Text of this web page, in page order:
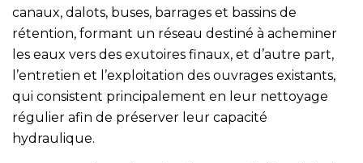
canaux, dalots, buses, barrages et bassins de
rétention, formant un réseau destiné à acheminer
les eaux vers des exutoires finaux, et d’autre part,
l’entretien et l’exploitation des ouvrages existants,
qui consistent principalement en leur nettoyage
régulier afin de préserver leur capacité
hydraulique.